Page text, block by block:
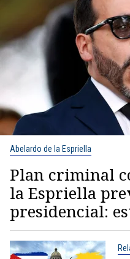
Abelardo de la Espriella
Plan criminal
la Espriella
presidencial: